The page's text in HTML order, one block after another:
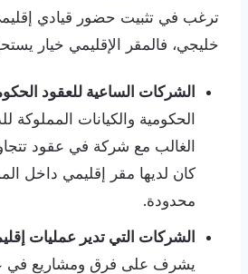
ترغب في تثبيت حضور قيادي
خليجي، فالمقر الإقليمي خيار
الشركات الساعية للعقود
الحكومية والكيانات المملوكة
الغالب مع شركة في عقود
كان لديها مقر إقليمي داخل
محدودة.
الشركات التي تدير عمليات
يشرف على فرق ومشاريع في